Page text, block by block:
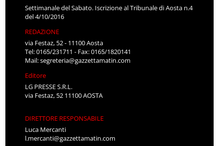
Settimanale del Sabato. Iscrizione al Tribunale di Aosta n.4
del 4/10/2016
REDAZIONE
via Festaz, 52 - 11100 Aosta
Tel: 0165/231711 - Fax: 0165/1820141
Mail:segreteria@gazzettamatin.com
Editore
LG PRESSE S.R.L.
via Festaz, 52 11100 AOSTA
DIRETTORE RESPONSABILE
Luca Mercanti
l.mercanti@gazzettamatin.com